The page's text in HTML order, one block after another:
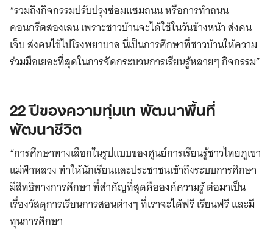
“รวมถึงกิจกรรมปรับปรุงซ่อมแซมถนน หรือการทำถนน
คอนกรีตสองเลน เพราะชาวบ้านจะได้ใช้ในวันข้างหน้า ส่งคน
เจ็บ ส่งคนไข้ไปโรงพยาบาล นี่เป็นการศึกษาที่ชาวบ้านให้ความ
ร่วมมือเยอะที่สุดในการจัดกระบวนการเรียนรู้หลายๆ กิจกรรม”
22 ปีของความทุ่มเท พัฒนาพื้นที่
พัฒนาชีวิต
“การศึกษาทางเลือกในรูปแบบของศูนย์การเรียนรู้ชาวไทยภูเขา
แม่ฟ้าหลวง ทำให้นักเรียนและประชาชนเข้าถึงระบบการศึกษา
มีสิทธิทางการศึกษา ที่สำคัญที่สุดคือองค์ความรู้ ต่อมาเป็น
เรื่องวัสดุการเรียนการสอนต่างๆ ที่เราจะได้ฟรี เรียนฟรี และมี
ทุนการศึกษา